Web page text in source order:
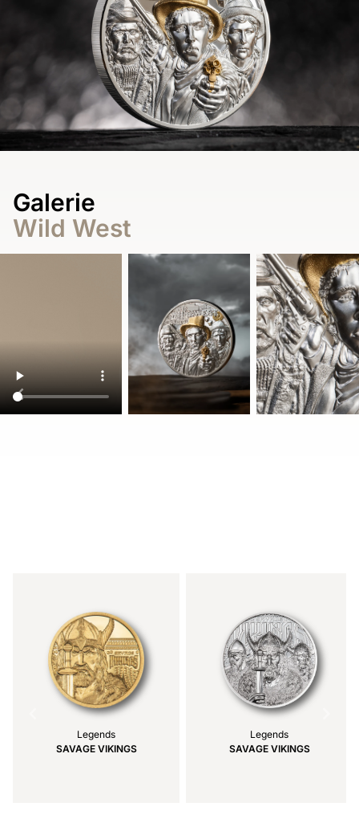
Galerie
Wild West
Legends
SAVAGE VIKINGS
Legends
SAVAGE VIKINGS